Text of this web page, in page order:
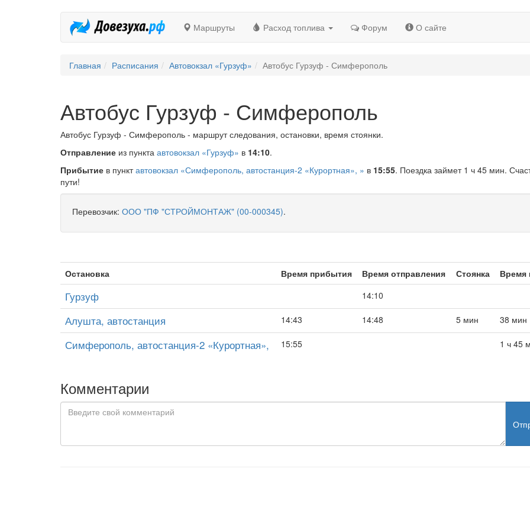
Маршруты Расход топлива Форум О сайте
Главная Расписания Автовокзал «Гурзуф» Автобус Гурзуф - Симферополь
Автобус Гурзуф - Симферополь
Автобус Гурзуф - Симферополь - маршрут следования, остановки, время стоянки.
Отправление из пункта автовокзал «Гурзуф» в 14:10.
Прибытие в пунктавтовокзал «Симферополь, автостанция-2 «Курортная», » в 15:55. Поездка займет 1 ч 45 мин.
пути!
Перевозчик: ООО "ПФ "СТРОЙМОНТАЖ" (00-000345).
Остановка Время прибытия Время отправления Стоянка Время
Гурзуф 14:10
Алушта, автостанция 14:43 14:48 5 мин 38 мин
Симферополь, автостанция-2 «Курортная», 15:55 1 ч 45
Комментарии